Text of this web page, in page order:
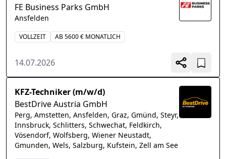
FE Business Parks GmbH
Ansfelden
VOLLZEIT AB 5600 € MONATLICH
14.07.2026
KFZ-Techniker (m/w/d)
BestDrive Austria GmbH
Perg, Amstetten, Ansfelden, Graz, Gmünd, Steyr,
Innsbruck, Schlitters, Schwechat, Feldkirch,
Vösendorf, Wolfsberg, Wiener Neustadt,
Gmunden, Wels, Salzburg, Kufstein, Zell am See